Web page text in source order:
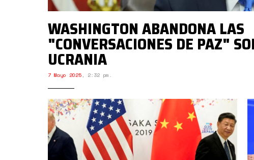
WASHINGTON ABANDONA LAS
"CONVERSACIONES DE PAZ"
UCRANIA
7 Mayo 2025, 2:32 pm.